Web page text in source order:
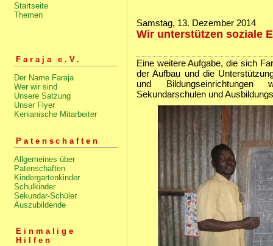
Startseite
Themen
Faraja e.V.
Der Name Faraja
Wer wir sind
Unsere Satzung
Unser Flyer
Kenianische Mitarbeiter
Patenschaften
Allgemeines über
Patenschaften
Kindergartenkinder
Schulkinder
Sekundar-Schüler
Auszubildende
Einmalige
Hilfen
Samstag, 13. Dezember 2014
Wir unterstützen soziale
Eine weitere Aufgabe, die sich
der Aufbau und die
und Bildungseinrichtungen
Sekundarschulen und